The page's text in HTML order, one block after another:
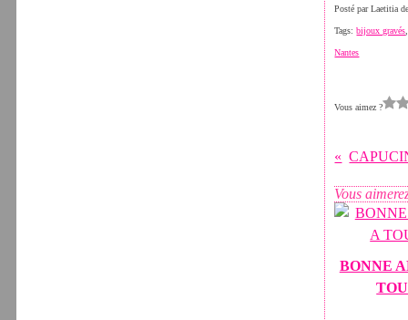
Posté par Laetitia
Tags:bijoux gravés
Nantes
Vous aimez ?
Vous
BONNE